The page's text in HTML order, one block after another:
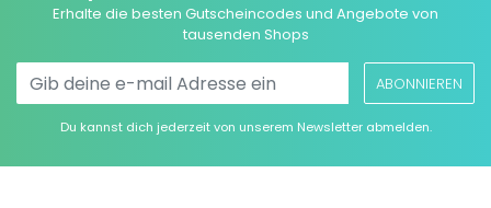
Erhalte die besten Gutscheincodes und Angebote von
tausenden Shops
ABONNIEREN
Du kannst dich jederzeit von unserem Newsletter abmelden.